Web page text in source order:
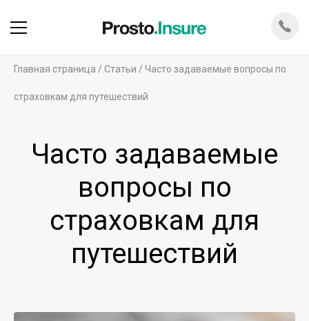
Главная страница Статьи Часто задаваемые вопросы по
страховкам для путешествий
Часто задаваемые
вопросы по
страховкам для
путешествий